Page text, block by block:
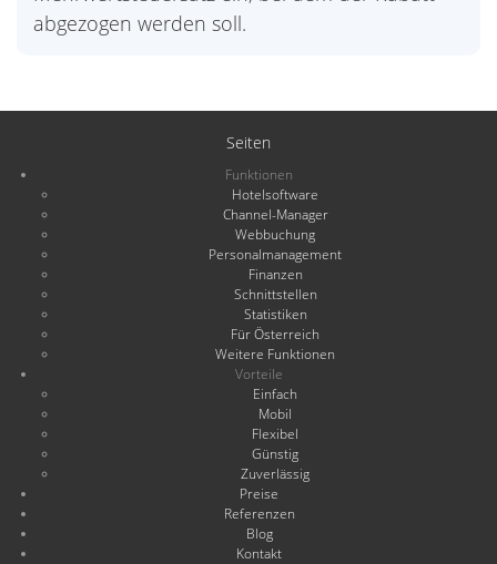
abgezogen werden soll.
Seiten
Funktionen
Hotelsoftware
Channel-Manager
Webbuchung
Personalmanagement
Finanzen
Schnittstellen
Statistiken
Für Österreich
Weitere Funktionen
Vorteile
Einfach
Mobil
Flexibel
Günstig
Zuverlässig
Preise
Referenzen
Blog
Kontakt